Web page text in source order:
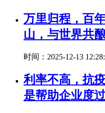
万里归程，百
山，与世界共
时间：2025-12-13
利率不高，抗
是帮助企业度